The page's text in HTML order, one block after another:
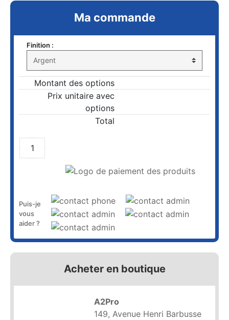
Ma commande
Finition :
Montant des options
Prix unitaire avec
options
Total
Puis-je
vous
aider ?
Acheter en boutique
A2Pro
149, Avenue Henri Barbusse